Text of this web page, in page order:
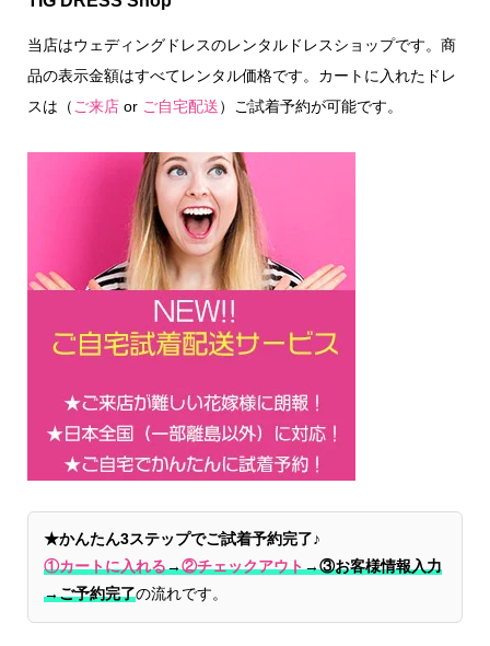
当店はウェディングドレスのレンタルドレスショップです。商
品の表示金額はすべてレンタル価格です。カートに入れたドレ
スは（ ご来店or ご自宅配送）ご試着予約が可能です。
★かんたん3ステップでご試着予約完了♪
①カートに入れる→②チェックアウト→③お客様情報入力
→ご予約完了の流れです。